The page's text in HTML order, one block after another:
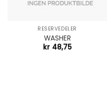
RESERVEDELER
WASHER
kr 48,75